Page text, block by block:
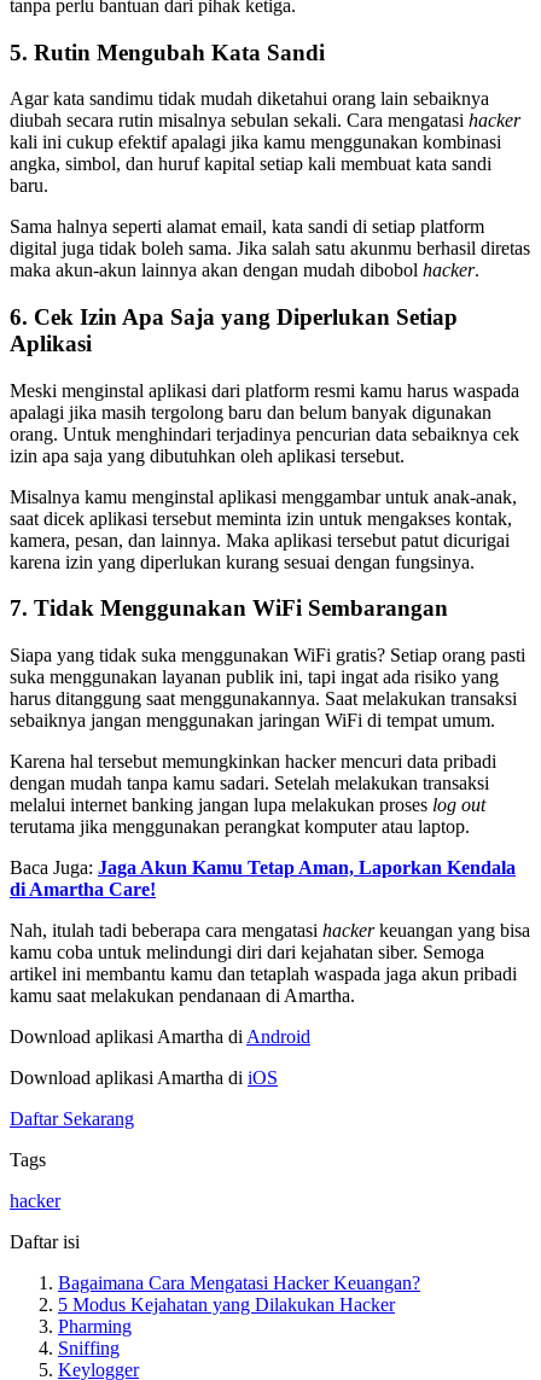
tanpa perlu bantuan dari pihak ketiga.
5. Rutin Mengubah Kata Sandi
Agar kata sandimu tidak mudah diketahui orang lain sebaiknya
diubah secara rutin misalnya sebulan sekali. Cara mengatasi hacker
kali ini cukup efektif apalagi jika kamu menggunakan kombinasi
angka, simbol, dan huruf kapital setiap kali membuat kata sandi
baru.
Sama halnya seperti alamat email, kata sandi di setiap platform
digital juga tidak boleh sama. Jika salah satu akunmu berhasil diretas
maka akun-akun lainnya akan dengan mudah dibobol hacker.
6. Cek Izin Apa Saja yang Diperlukan Setiap
Aplikasi
Meski menginstal aplikasi dari platform resmi kamu harus waspada
apalagi jika masih tergolong baru dan belum banyak digunakan
orang. Untuk menghindari terjadinya pencurian data sebaiknya cek
izin apa saja yang dibutuhkan oleh aplikasi tersebut.
Misalnya kamu menginstal aplikasi menggambar untuk anak-anak,
saat dicek aplikasi tersebut meminta izin untuk mengakses kontak,
kamera, pesan, dan lainnya. Maka aplikasi tersebut patut dicurigai
karena izin yang diperlukan kurang sesuai dengan fungsinya.
7. Tidak Menggunakan WiFi Sembarangan
Siapa yang tidak suka menggunakan WiFi gratis? Setiap orang pasti
suka menggunakan layanan publik ini, tapi ingat ada risiko yang
harus ditanggung saat menggunakannya. Saat melakukan transaksi
sebaiknya jangan menggunakan jaringan WiFi di tempat umum.
Karena hal tersebut memungkinkan hacker mencuri data pribadi
dengan mudah tanpa kamu sadari. Setelah melakukan transaksi
melalui internet banking jangan lupa melakukan proses log out
terutama jika menggunakan perangkat komputer atau laptop.
Baca Juga: Jaga Akun Kamu Tetap Aman, Laporkan Kendala
di Amartha Care!
Nah, itulah tadi beberapa cara mengatasi hackerkeuangan yang bisa
kamu coba untuk melindungi diri dari kejahatan siber. Semoga
artikel ini membantu kamu dan tetaplah waspada jaga akun pribadi
kamu saat melakukan pendanaan di Amartha.
Download aplikasi Amartha di Android
Download aplikasi Amartha di iOS
Daftar Sekarang
Tags
hacker
Daftar isi
Bagaimana Cara Mengatasi Hacker Keuangan?
5 Modus Kejahatan yang Dilakukan Hacker
Pharming
Sniffing
Keylogger